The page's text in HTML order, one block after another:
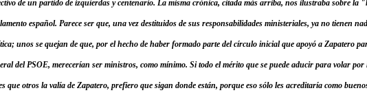
de un partido de izquierdas y centenario. La misma crónica, citada más arriba, nos ilustraba sobre la
español. Parece ser que, una vez destituidos de sus responsabilidades ministeriales, ya no tienen
unos se quejan de que, por el hecho de haber formado parte del círculo inicial que apoyó a Zapatero
del PSOE, merecerían ser ministros, como mínimo. Si todo el mérito que se puede aducir para volar
que otros la valía de Zapatero, prefiero que sigan donde están, porque eso sólo les acreditaría como